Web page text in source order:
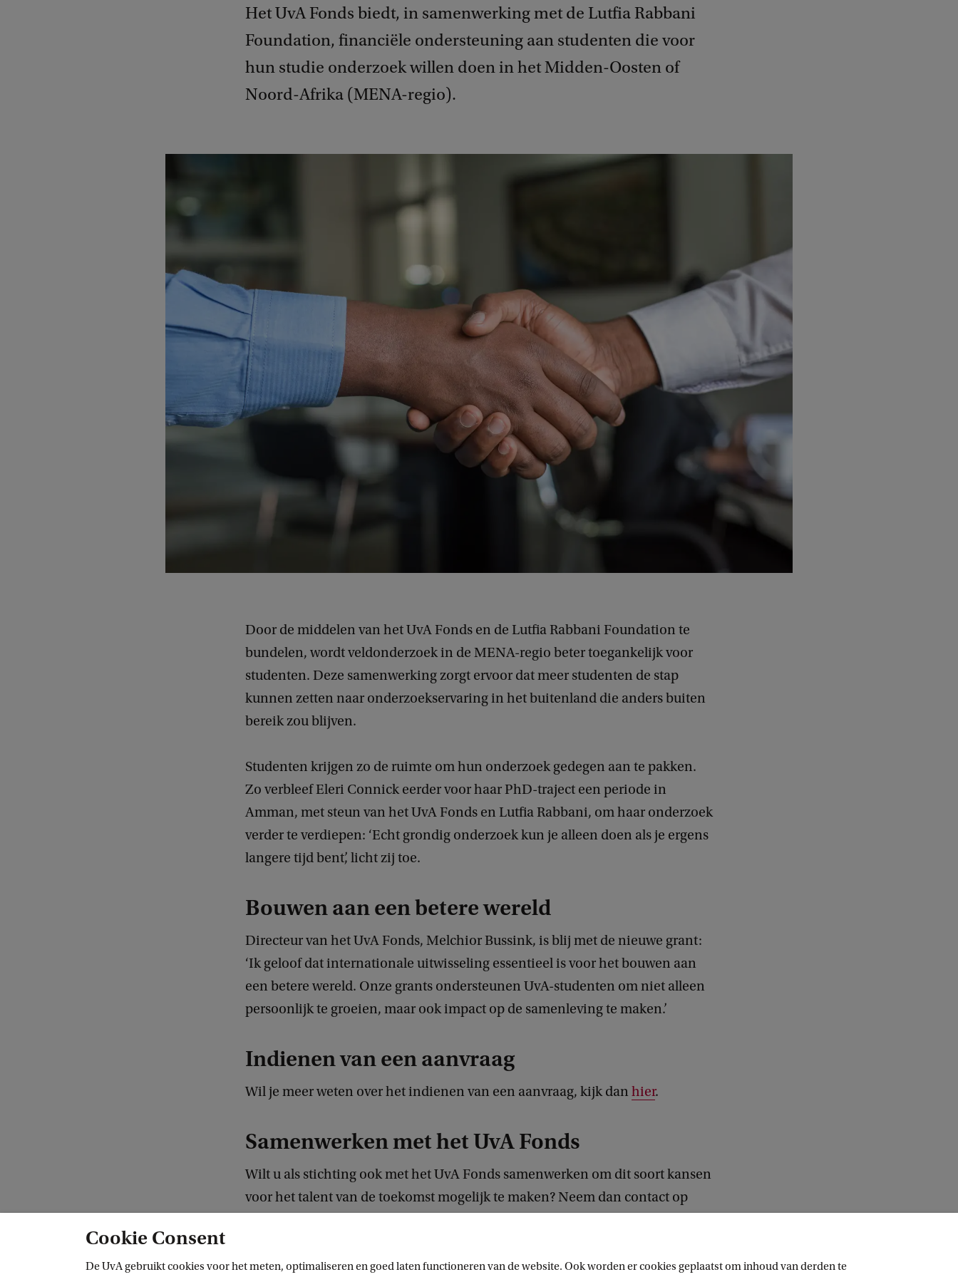
Het UvA Fonds biedt, in samenwerking met de Lutfia Rabbani
Foundation, financiële ondersteuning aan studenten die voor
hun studie onderzoek willen doen in het Midden-Oosten of
Noord-Afrika (MENA-regio).
Door de middelen van het UvA Fonds en de Lutfia Rabbani Foundation te
bundelen, wordt veldonderzoek in de MENA-regio beter toegankelijk voor
studenten. Deze samenwerking zorgt ervoor dat meer studenten de stap
kunnen zetten naar onderzoekservaring in het buitenland die anders buiten
bereik zou blijven.
Studenten krijgen zo de ruimte om hun onderzoek gedegen aan te pakken.
Zo verbleef Eleri Connick eerder voor haar PhD-traject een periode in
Amman, met steun van het UvA Fonds en Lutfia Rabbani, om haar onderzoek
verder te verdiepen: ‘Echt grondig onderzoek kun je alleen doen als je ergens
langere tijd bent’, licht zij toe.
Bouwen aan een betere wereld
Directeur van het UvA Fonds, Melchior Bussink, is blij met de nieuwe grant:
‘Ik geloof dat internationale uitwisseling essentieel is voor het bouwen aan
een betere wereld. Onze grants ondersteunen UvA-studenten om niet alleen
persoonlijk te groeien, maar ook impact op de samenleving te maken.’
Indienen van een aanvraag
Wil je meer weten over het indienen van een aanvraag, kijk dan hier.
Samenwerken met het UvA Fonds
Wilt u als stichting ook met het UvA Fonds samenwerken om dit soort kansen
voor het talent van de toekomst mogelijk te maken? Neem dan contact op
Cookie Consent
De UvA gebruikt cookies voor het meten, optimaliseren en goed laten functioneren van de website. Ook worden er cookies geplaatst om inhoud van derden te